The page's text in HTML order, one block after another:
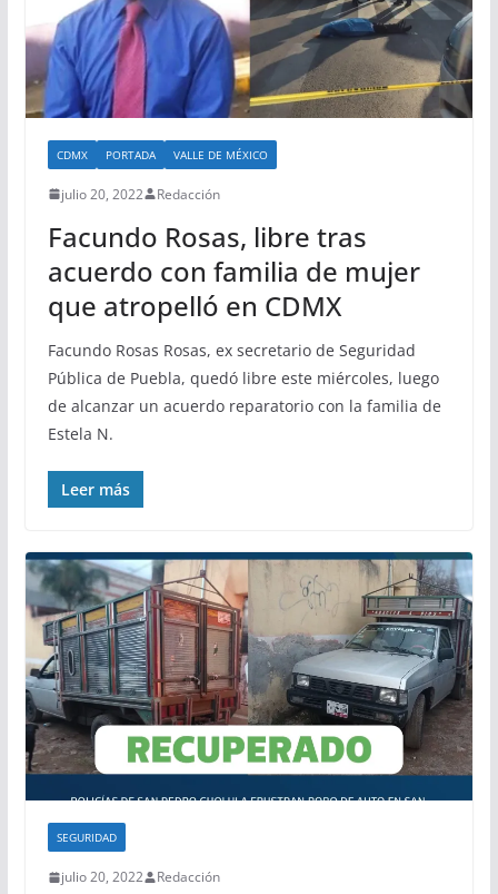
CDMX PORTADA VALLE DE MÉXICO
julio 20, 2022 Redacción
Facundo Rosas, libre tras
acuerdo con familia de mujer
que atropelló en CDMX
Facundo Rosas Rosas, ex secretario de Seguridad
Pública de Puebla, quedó libre este miércoles, luego
de alcanzar un acuerdo reparatorio con la familia de
Estela N.
Leer más
SEGURIDAD
julio 20, 2022 Redacción